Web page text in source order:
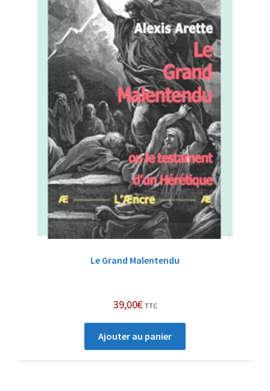
Le Grand Malentendu
39,00€ TTC
Ajouter au panier